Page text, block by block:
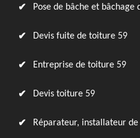
Pose de bâche et bâchage
Devis fuite de toiture 59
Entreprise de toiture 59
Devis toiture 59
Réparateur, installateur